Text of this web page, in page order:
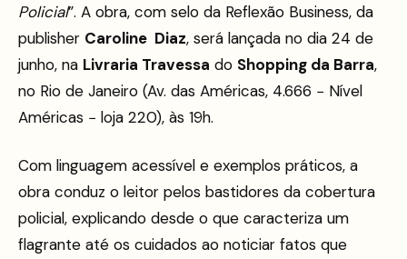
Policial”. A obra, com selo da Reflexão Business, da
publisher Caroline Diaz, será lançada no dia 24 de
junho, na Livraria Travessa do Shopping da Barra,
no Rio de Janeiro (Av. das Américas, 4.666 − Nível
Américas − loja 220), às 19h.
Com linguagem acessível e exemplos práticos, a
obra conduz o leitor pelos bastidores da cobertura
policial, explicando desde o que caracteriza um
flagrante até os cuidados ao noticiar fatos que